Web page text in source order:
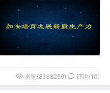
浏览(8838259) 评论(10)